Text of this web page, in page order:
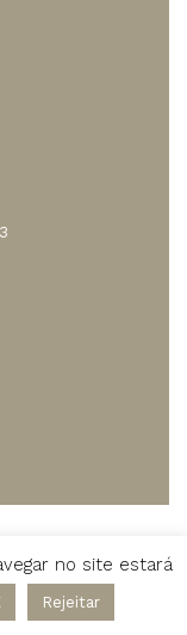
no site estará
Rejeitar